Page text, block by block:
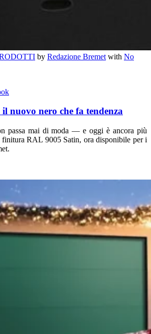
by Redazione Bremet with No
nuovo nero che fa tendenza
passa mai di moda — e oggi è ancora più
finitura RAL 9005 Satin, ora disponibile per i